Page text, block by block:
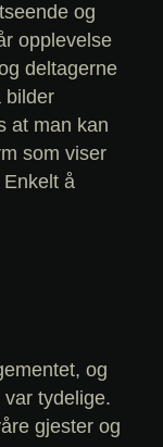
og
opplevelse
deltagerne
bilder
at man kan
som viser
å
og
tydelige.
gjester og